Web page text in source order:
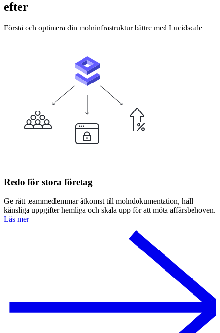
efter
Förstå och optimera din molninfrastruktur bättre med Lucidscale
Redo för stora företag
Ge rätt teammedlemmar åtkomst till molndokumentation, håll
känsliga uppgifter hemliga och skala upp för att möta affärsbehoven.
Läs mer